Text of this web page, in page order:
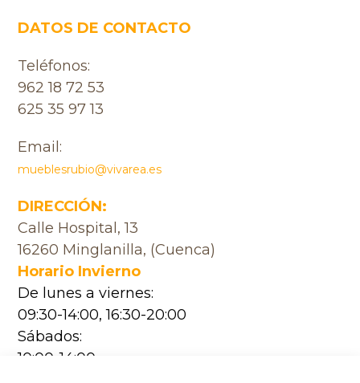
DATOS DE CONTACTO
Teléfonos:
962 18 72 53
625 35 97 13
Email:
mueblesrubio@vivarea.es
DIRECCIÓN:
Calle Hospital, 13
16260 Minglanilla, (Cuenca)
Horario Invierno
De lunes a viernes:
09:30-14:00, 16:30-20:00
Sábados:
10:00-14:00